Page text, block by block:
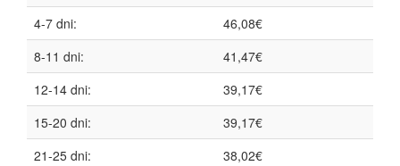
4-7 dni:
46,08€
8-11 dni:
41,47€
12-14 dni:
39,17€
15-20 dni:
39,17€
21-25 dni:
38,02€